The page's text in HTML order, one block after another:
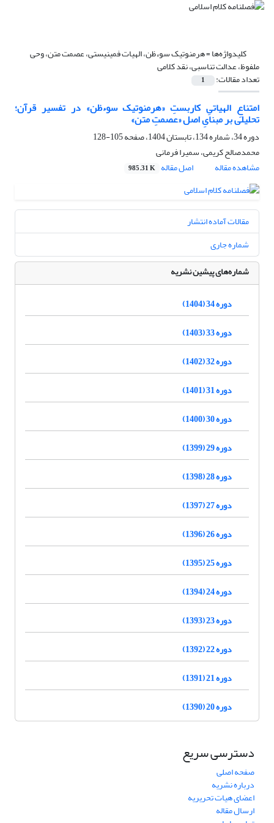
کلیدواژه‌ها =هرمنوتیک سوءظن، الهیات فمینیستی، عصمت متن، وحی
ملفوظ، عدالت تناسبی، نقد کلامی
تعداد مقالات: 1
امتناعِ الهیاتیِ کاربستِ «هرمنوتیک سوءظن» در تفسیر قرآن؛
تحلیلی بر مبنایِ اصل «عصمتِ متن»
دوره 34، شماره 134، تابستان 1404، صفحه
105-128
محمدصالح کریمی، سمیرا فرمانی
مشاهده مقاله
اصل مقاله 985.31 K
مقالات آماده انتشار
شماره جاری
شماره‌های پیشین نشریه
دوره 34 (1404)
دوره 33 (1403)
دوره 32 (1402)
دوره 31 (1401)
دوره 30 (1400)
دوره 29 (1399)
دوره 28 (1398)
دوره 27 (1397)
دوره 26 (1396)
دوره 25 (1395)
دوره 24 (1394)
دوره 23 (1393)
دوره 22 (1392)
دوره 21 (1391)
دوره 20 (1390)
دسترسی سریع
صفحه اصلی
درباره نشریه
اعضای هیات تحریریه
ارسال مقاله